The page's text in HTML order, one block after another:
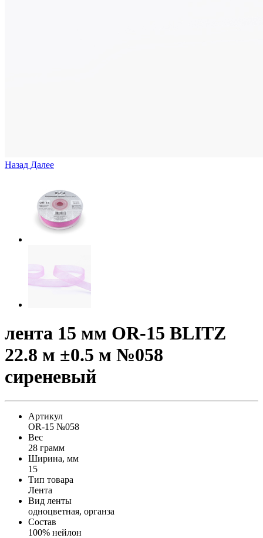
Назад Далее
лента 15 мм OR-15 BLITZ
22.8 м ±0.5 м №058
сиреневый
Артикул
OR-15 №058
Вес
28 грамм
Ширина, мм
15
Тип товара
Лента
Вид ленты
одноцветная, органза
Состав
100% нейлон